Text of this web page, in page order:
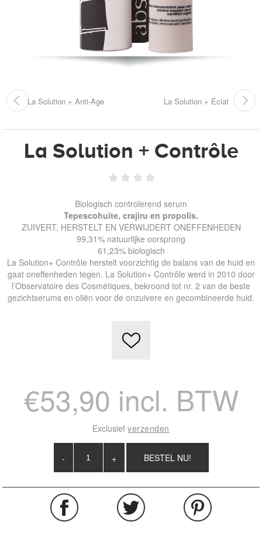
La Solution + Anti-Age La Solution + Éclat
La Solution + Contrôle
Biologisch controlerend serum
Tepescohuite, crajiru en propolis.
ZUIVERT, HERSTELT EN VERWIJDERT ONEFFENHEDEN
99,31% natuurlijke oorsprong
61,23% biologisch
La Solution+ Contrôle herstelt voorzichtig de balans van de huid en
gaat oneffenheden tegen. La Solution+ Contrôle werd in 2010 door
l’Observatoire des Cosmétiques, bekroond tot nr. 2 van de beste
gezichtserums en oliën voor de onzuivere en gecombineerde huid.
€53,90 incl. BTW
Exclusiefverzenden
- +